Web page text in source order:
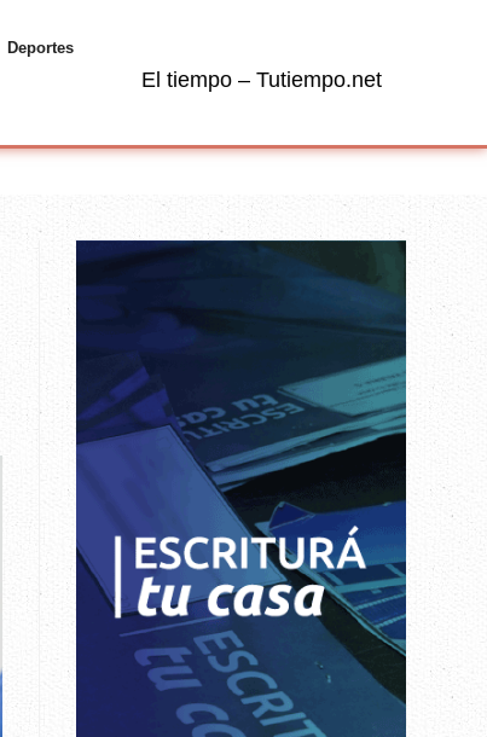
Deportes
El tiempo – Tutiempo.net